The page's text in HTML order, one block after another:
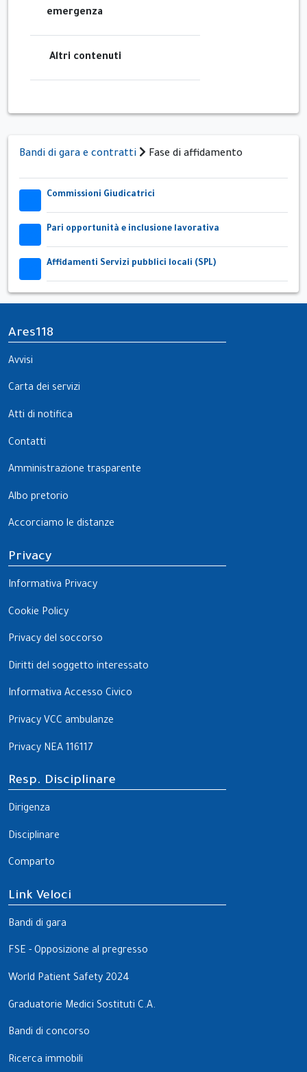
emergenza
Altri contenuti
Bandi di gara e contratti Fase di affidamento
Commissioni Giudicatrici
Pari opportunità e inclusione lavorativa
Affidamenti Servizi pubblici locali (SPL)
Ares118
Avvisi
Carta dei servizi
Atti di notifica
Contatti
Amministrazione trasparente
Albo pretorio
Accorciamo le distanze
Privacy
Informativa Privacy
Cookie Policy
Privacy del soccorso
Diritti del soggetto interessato
Informativa Accesso Civico
Privacy VCC ambulanze
Privacy NEA 116117
Resp. Disciplinare
Dirigenza
Disciplinare
Comparto
Link Veloci
Bandi di gara
FSE - Opposizione al pregresso
World Patient Safety 2024
Graduatorie Medici Sostituti C.A.
Bandi di concorso
Ricerca immobili